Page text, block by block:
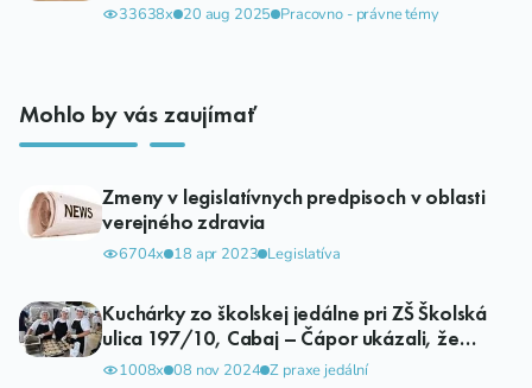
33638x 20 aug 2025 Pracovno - právne témy
Mohlo by vás zaujímať
Zmeny v legislatívnych predpisoch v oblasti
verejného zdravia
6704x 18 apr 2023 Legislatíva
Kuchárky zo školskej jedálne pri ZŠ Školská
ulica 197/10, Cabaj – Čápor ukázali, že
chodia do práce radi
1008x 08 nov 2024 Z praxe jedální